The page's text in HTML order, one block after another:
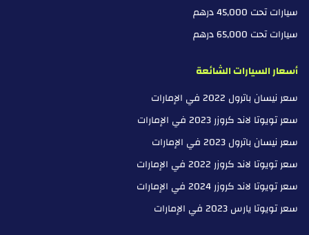
سيارات تحت 45,000 درهم
سيارات تحت 65,000 درهم
أسعار السيارات الشائعة
سعر نيسان باترول 2022 في الإمارات
سعر تويوتا لاند كروزر 2023 في الإمارات
سعر نيسان باترول 2023 في الإمارات
سعر تويوتا لاند كروزر 2022 في الإمارات
سعر تويوتا لاند كروزر 2024 في الإمارات
سعر تويوتا يارس 2023 في الإمارات